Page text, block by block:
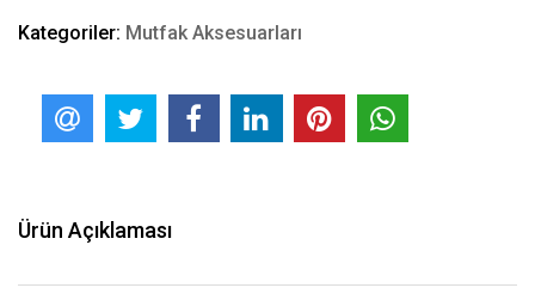
Kategoriler: Mutfak Aksesuarları
Ürün Açıklaması